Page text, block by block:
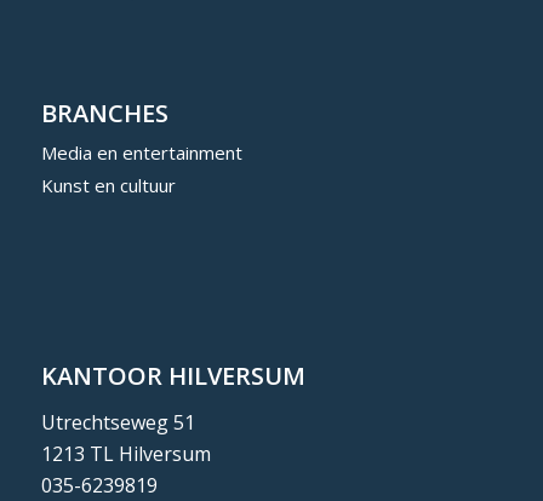
BRANCHES
Media en entertainment
Kunst en cultuur
KANTOOR HILVERSUM
Utrechtseweg 51
1213 TL Hilversum
035-6239819